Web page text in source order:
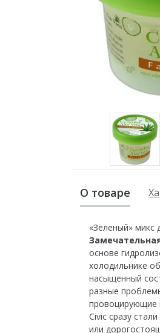
О товаре
«Зеленый» микс
основе
холодильнике
насыщенный
разные
провоцирующие
Civic сразу
или